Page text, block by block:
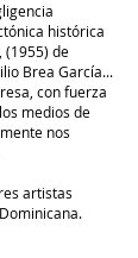
histórica
(1955) de
Brea García...
con fuerza
medios de
nos
artistas